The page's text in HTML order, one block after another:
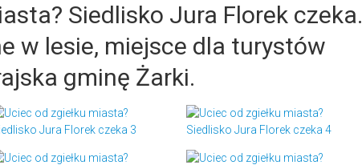
Siedlisko Jura Florek czeka.
w lesie, miejsce dla turystów
gminę Żarki.